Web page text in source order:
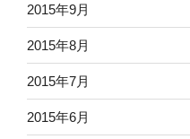
2015年9月
2015年8月
2015年7月
2015年6月